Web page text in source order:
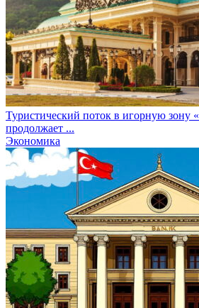
Туристический поток в игорную зону
продолжает ...
Экономика